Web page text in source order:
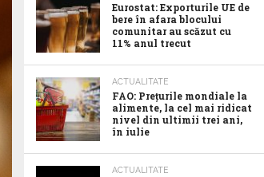
Eurostat: Exporturile UE de
bere în afara blocului
comunitar au scăzut cu
11% anul trecut
ACTUALITATE
FAO: Prețurile mondiale la
alimente, la cel mai ridicat
nivel din ultimii trei ani,
în iulie
ACTUALITATE